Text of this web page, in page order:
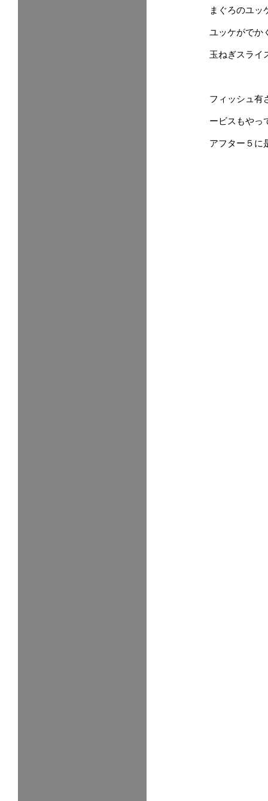
まぐろのユッ
ユッケがでか
玉ねぎスライ
フィッシュ有
ービスもやっ
アフター５に